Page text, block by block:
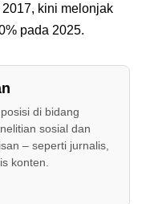
kini melonjak
pada 2025.
di bidang
sosial dan
– seperti jurnalis,
konten.